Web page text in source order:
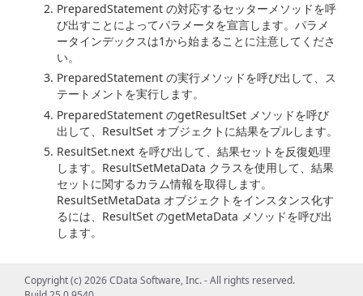
PreparedStatement の対応するセッターメソッドを呼
び出すことによってパラメータを宣言します。パラメ
ータインデックスは1から始まることに注意してくださ
い。
PreparedStatement の実行メソッドを呼び出して、ス
テートメントを実行します。
PreparedStatement のgetResultSet メソッドを呼び
出して、ResultSet オブジェクトに結果をプルします。
ResultSet.next を呼び出して、結果セットを反復処理
します。ResultSetMetaData クラスを使用して、結果
セットに関するカラム情報を取得します。
ResultSetMetaData オブジェクトをインスタンス化す
るには、ResultSet のgetMetaData メソッドを呼び出
します。
Select
Copyright (c) 2026 CData Software, Inc. - All rights reserved.